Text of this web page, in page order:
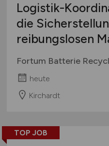
Logistik-
die
reibungslosen
Fortum Batterie
heute
Kirchardt
TOP JOB